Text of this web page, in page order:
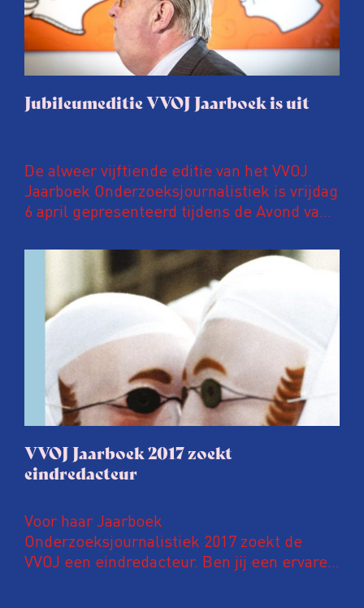
Jubileumeditie VVOJ Jaarboek is uit
De alweer vijftiende editie van het VVOJ
Jaarboek Onderzoeksjournalistiek is vrijdag
6 april gepresenteerd tijdens de Avond van
Zwijger in Amsterdam. In deze
jubileumuitgave een speciaal katern met
kleurenfoto’s waarop ANP-fotografen een
jaar onderzoeksjournalistiek in beeld
brengen.
VVOJ Jaarboek 2017 zoekt
eindredacteur
Voor haar Jaarboek
Onderzoeksjournalistiek 2017 zoekt de
VVOJ een eindredacteur. Ben jij een ervaren